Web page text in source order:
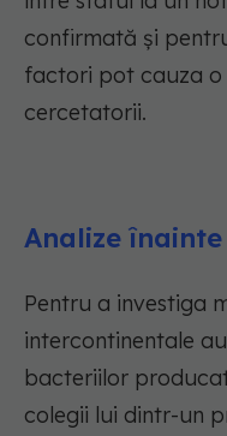
confirmată și
factori pot cauza o
cercetatorii.
Analize
Pentru a investiga
intercontinentale
bacteriilor
colegii lui dintr-un